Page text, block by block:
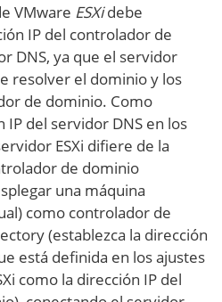
VMware ESXidebe
IP del controlador de
DNS, ya que el servidor
resolver el dominio y los
de dominio. Como
IP del servidor DNS en los
ESXi difiere de la
de dominio
una máquina
como controlador de
(establezca la dirección
está definida en los ajustes
como la dirección IP del